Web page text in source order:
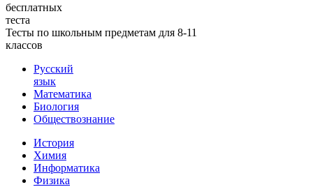
бесплатных
теста
Тесты по школьным предметам для 8-11
классов
Русский
язык
Математика
Биология
Обществознание
История
Химия
Информатика
Физика